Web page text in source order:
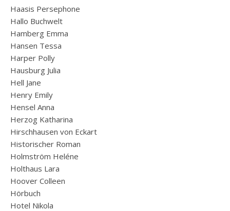
Haasis Persephone
Hallo Buchwelt
Hamberg Emma
Hansen Tessa
Harper Polly
Hausburg Julia
Hell Jane
Henry Emily
Hensel Anna
Herzog Katharina
Hirschhausen von Eckart
Historischer Roman
Holmström Heléne
Holthaus Lara
Hoover Colleen
Hörbuch
Hotel Nikola